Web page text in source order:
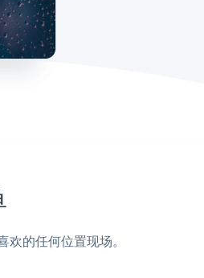
的任何位置现场。